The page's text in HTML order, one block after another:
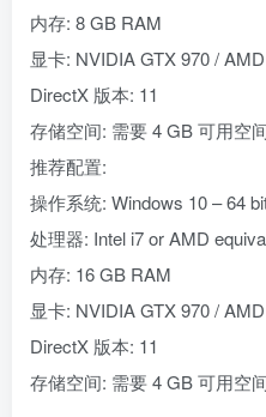
内存: 8 GB RAM
显卡: NVIDIA GTX 970 /
DirectX 版本: 11
存储空间: 需要 4 GB 可用空
推荐配置:
操作系统: Windows 10 – 64
处理器: Intel i7 or AMD
内存: 16 GB RAM
显卡: NVIDIA GTX 970 /
DirectX 版本: 11
存储空间: 需要 4 GB 可用空